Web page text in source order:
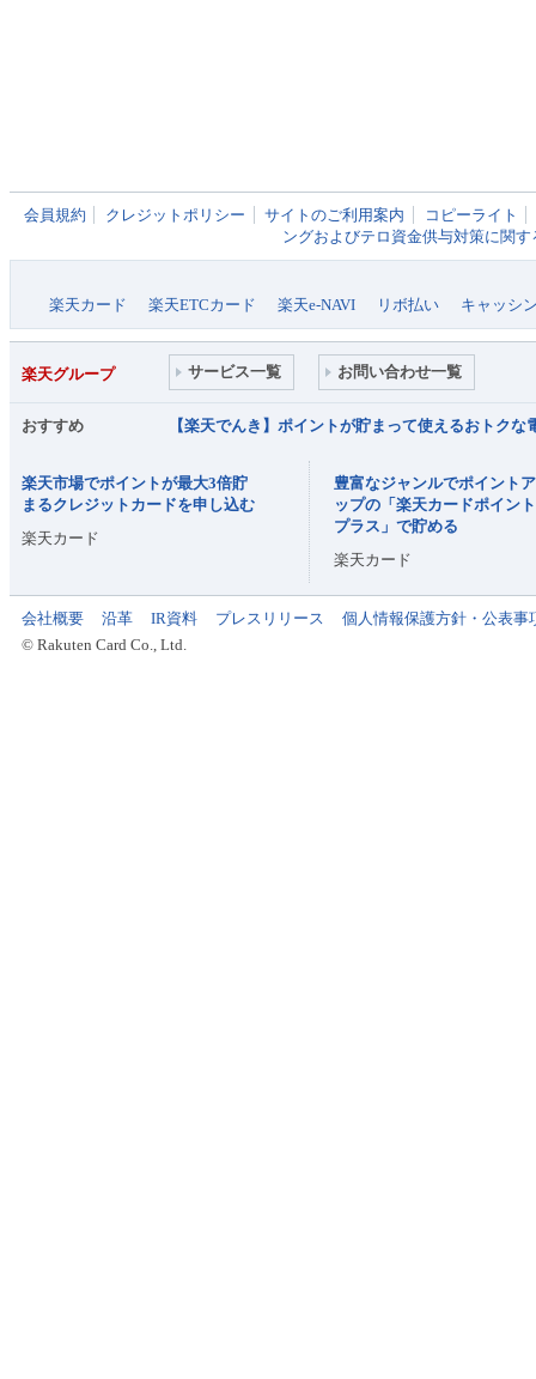
会員規約 クレジットポリシー サイトのご利用案内
コピーライト
ングおよびテロ資金供与対策に関
楽天カード
楽天ETCカード 楽天e-NAVI リボ払い キャッシ
楽天グループ サービス一覧 お問い合わせ一覧
おすすめ 【楽天でんき】ポイントが貯まって使えるおトクな
楽天市場でポイントが最大3倍貯
まるクレジットカードを申し込む
楽天カード
豊富なジャンルでポイントア
ップの「楽天カードポイント
プラス」で貯める
楽天カード
会社概要 沿革 IR資料 プレスリリース
個人情報保護方針・公表事
© Rakuten Card Co., Ltd.